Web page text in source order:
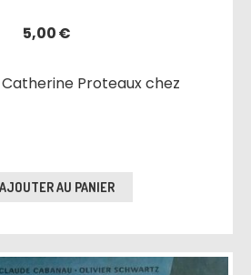
5,00€
Proteaux chez
AJOUTER AU PANIER